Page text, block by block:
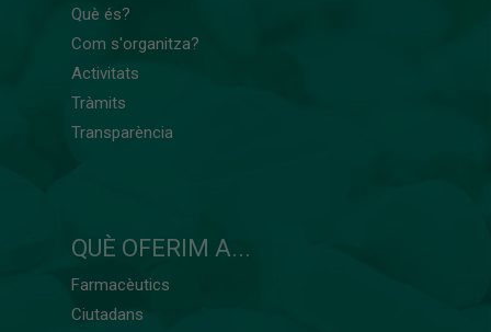
Què és?
Com s'organitza?
Activitats
Tràmits
Transparència
QUÈ OFERIM A...
Farmacèutics
Ciutadans